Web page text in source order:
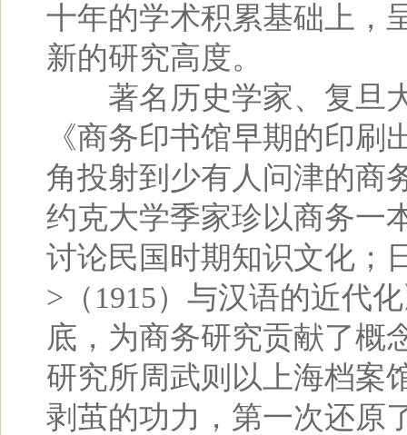
十年的学术积累基础上，
新的研究高度。
著名历史学家、复旦大
《商务印书馆早期的印
角投射到少有人问津的商
约克大学季家珍以商务一
讨论民国时期知识文化；
>（1915）与汉语的近代
底，为商务研究贡献了概
研究所周武则以上海档案
剥茧的功力，第一次还原